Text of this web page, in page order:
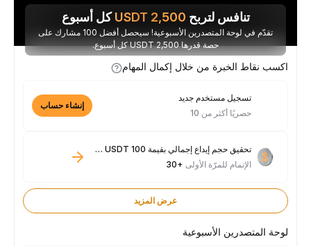
تنافس لتربح 2,500
USDTكل أسبوع
تقدّم في لوحة المتصدرين الأسبوعية! سيحصل أفضل 100 مشارك على
حصة قدرها 2,500 USDT كل أسبوع.
اكسب نقاط الخبرة من خلال إكمال المهام
تسجيل مستخدم جديد
حصريًا أكثر من 10
إنشاء حساب
تحقيق حجم إيداع إجمالي بقيمة 100 USDT فأكثر
الإتمام للمرّة الأولى+30
عرض المزيد
لوحة المتصدرين الأسبوعية